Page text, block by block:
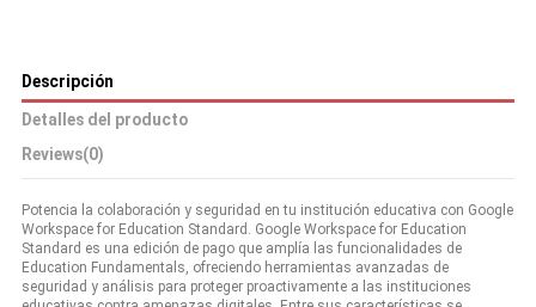
Descripción
Detalles del producto
Reviews(0)
Potencia la colaboración y seguridad en tu institución educativa con Google
Workspace for Education Standard. Google Workspace for Education
Standard es una edición de pago que amplía las funcionalidades de
Education Fundamentals, ofreciendo herramientas avanzadas de
seguridad y análisis para proteger proactivamente a las instituciones